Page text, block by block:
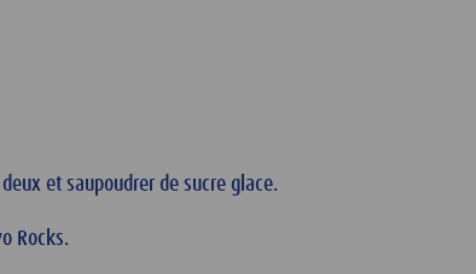
et saupoudrer de sucre glace.
Rocks.